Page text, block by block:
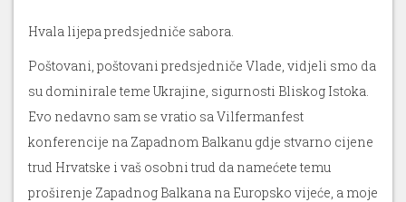
Hvala lijepa predsjedniče sabora.
Poštovani, poštovani predsjedniče Vlade, vidjeli smo da
su dominirale teme Ukrajine, sigurnosti Bliskog Istoka.
Evo nedavno sam se vratio sa Vilfermanfest
konferencije na Zapadnom Balkanu gdje stvarno cijene
trud Hrvatske i vaš osobni trud da namećete temu
proširenje Zapadnog Balkana na Europsko vijeće, a moje